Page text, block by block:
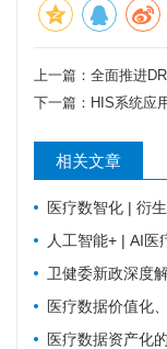
上一篇： 全面推进
下一篇： HIS系统应
相关文章
医疗数智化 | 衍生数据
人工智能+ | AI医疗进
卫健委新政深度解读：医
医疗数据价值化
医疗数据资产化